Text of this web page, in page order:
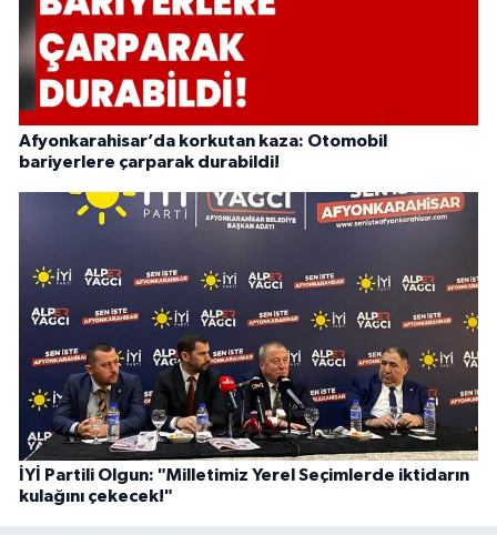
Afyonkarahisar’da korkutan kaza: Otomobil
bariyerlere çarparak durabildi!
İYİ Partili Olgun: "Milletimiz Yerel Seçimlerde iktidarın
kulağını çekecek!"